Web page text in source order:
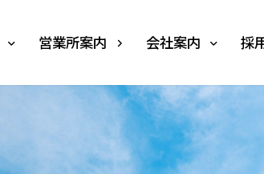
営業所案内 会社案内 採